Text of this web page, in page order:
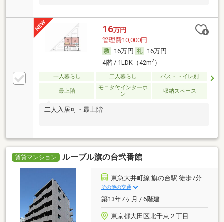
16万円
管理費10,000円
16万円
16万円
4階 / 1LDK（42m2）
一人暮らし 二人暮らし バス・トイレ別
最上階
モニタ付インターホ
ン
収納スペース
二人入居可・最上階
賃貸マンション ルーブル旗の台弐番館
東急大井町線 旗の台駅 徒歩7分
その他の交通
築13年7ヶ月 / 6階建
東京都大田区北千束２丁目